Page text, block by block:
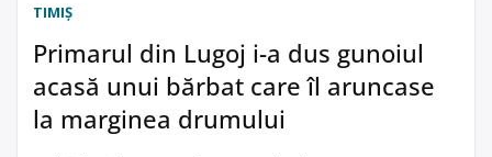
TIMIŞ
Primarul din Lugoj i-a dus gunoiul
acasă unui bărbat care îl aruncase
la marginea drumului